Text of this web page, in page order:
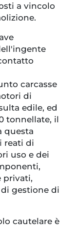
a vincolo
carcasse
di
edile, ed
tonnellate, il
questa
reati di
uso e dei
privati,
gestione di
cautelare è